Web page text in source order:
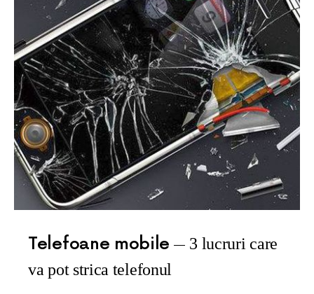
Telefoane mobile
3 lucruri care
va pot strica telefonul